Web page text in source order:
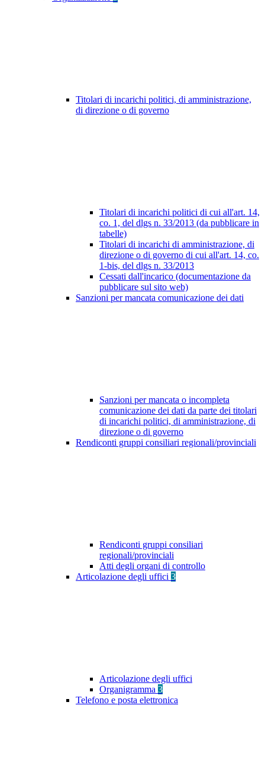
Titolari di incarichi politici, di amministrazione,
di direzione o di governo
Titolari di incarichi politici di cui all'art. 14,
co. 1, del dlgs n. 33/2013 (da pubblicare in
tabelle)
Titolari di incarichi di amministrazione, di
direzione o di governo di cui all'art. 14, co.
1-bis, del dlgs n. 33/2013
Cessati dall'incarico (documentazione da
pubblicare sul sito web)
Sanzioni per mancata comunicazione dei dati
Sanzioni per mancata o incompleta
comunicazione dei dati da parte dei titolari
di incarichi politici, di amministrazione, di
direzione o di governo
Rendiconti gruppi consiliari regionali/provinciali
Rendiconti gruppi consiliari
regionali/provinciali
Atti degli organi di controllo
Articolazione degli uffici 3
Articolazione degli uffici
Organigramma 3
Telefono e posta elettronica